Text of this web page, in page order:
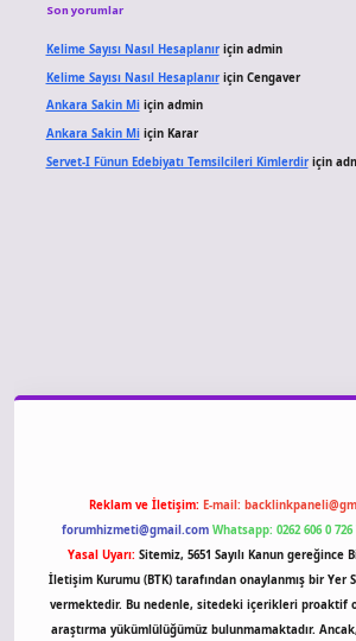
Son yorumlar
Kelime Sayısı Nasıl Hesaplanıriçin admin
Kelime Sayısı Nasıl Hesaplanıriçin Cengaver
Ankara Sakin Miiçin admin
Ankara Sakin Miiçin Karar
Servet-I Fünun Edebiyatı Temsilcileri Kimlerdiriçin
Reklam ve İletişim: E-mail:
forumhizmeti@gmail.com Whatsapp: 0262 606 0 726
Yasal Uyarı: Sitemiz, 5651 Sayılı Kanun
İletişim Kurumu (BTK) tarafından onaylanmış bir Yer
vermektedir. Bu nedenle, sitedeki içerikleri proaktif
araştırma yükümlülüğümüz bulunmamaktadır.